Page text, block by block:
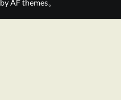
by AF themes。